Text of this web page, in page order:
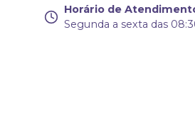
Horário de
Segunda a sexta das